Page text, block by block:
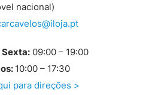
nacional)
Sexta: 09:00 – 19:00
10:00 – 17:30
para direções >